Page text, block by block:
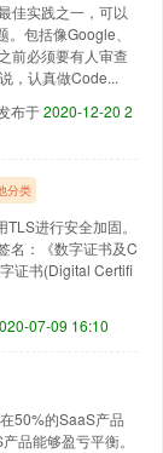
佳实践之一，可以
包括像Google、
前必须要有人审查
，认真做Code...
布于2020-12-20 2
分类
进行安全加固。
名：《数字证书及C
证书(Digital Certifi
07-09 16:10
50%的SaaS产品
品能够盈亏平衡。